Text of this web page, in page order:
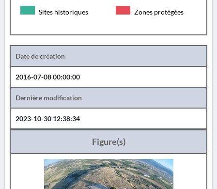
Sites historiques Zones protégées
Date de création
2016-07-08 00:00:00
Dernière modification
2023-10-30 12:38:34
Figure(s)